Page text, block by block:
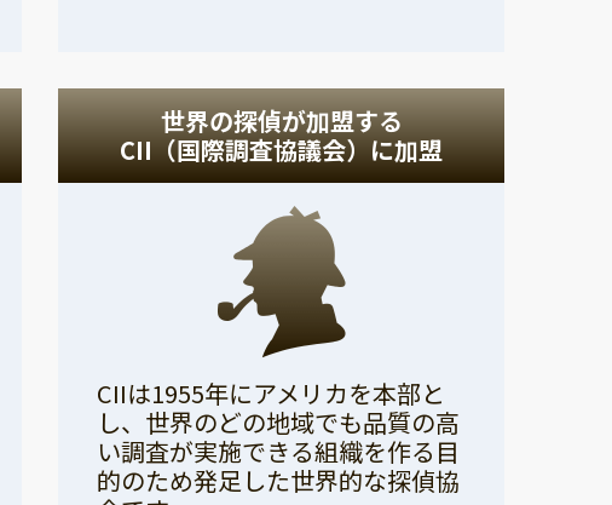
世界の探偵が加盟する
CII（国際調査協議会）に加盟
CIIは1955年にアメリカを本部と
し、世界のどの地域でも品質の高
い調査が実施できる組織を作る目
的のため発足した世界的な探偵協